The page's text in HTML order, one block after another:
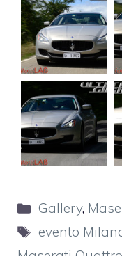
Categorie
Gallery,
Tag
evento